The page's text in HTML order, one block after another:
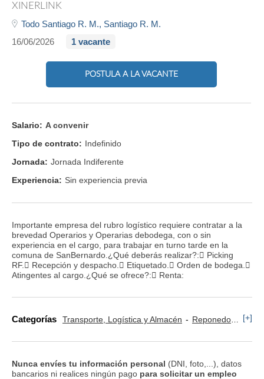
XINERLINK
Todo Santiago R. M., Santiago R. M.
16/06/2026
1 vacante
POSTULA A LA VACANTE
Salario: A convenir
Tipo de contrato: Indefinido
Jornada: Jornada Indiferente
Experiencia: Sin experiencia previa
Importante empresa del rubro logístico requiere contratar a la
brevedad Operarios y Operarias debodega, con o sin
experiencia en el cargo, para trabajar en turno tarde en la
comuna de SanBernardo.¿Qué deberás realizar?: Picking
RF. Recepción y despacho. Etiquetado. Orden de bodega.
Atingentes al cargo.¿Qué se ofrece?: Renta:
Categorías Transporte, Logística y Almacén Reponedor y Cajero [+]
Nunca envíes tu información personal (DNI, foto,...), datos
bancarios ni realices ningún pago para solicitar un empleo